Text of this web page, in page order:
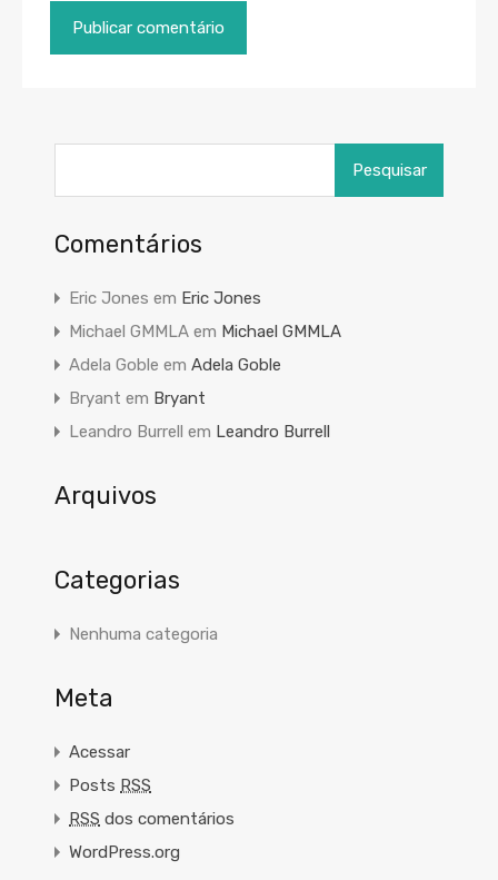
por:
Comentários
Eric Jones em Eric Jones
Michael GMMLA em Michael GMMLA
Adela Goble em Adela Goble
Bryant em Bryant
Leandro Burrell em Leandro Burrell
Arquivos
Categorias
Nenhuma categoria
Meta
Acessar
Posts RSS
RSS dos comentários
WordPress.org